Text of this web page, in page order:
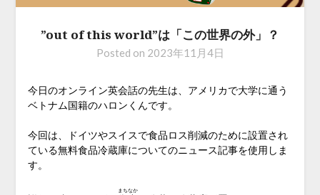
”out of this world”は「この世界の外」？
Posted on 2023年11月4日
今日のオンライン英会話の先生は、アメリカで大学に通う
ベトナム国籍のハロンくんです。
今回は、ドイツやスイスで食品ロス削減のために設置され
ている無料食品冷蔵庫についてのニュース記事を使用しま
す。
まちなか